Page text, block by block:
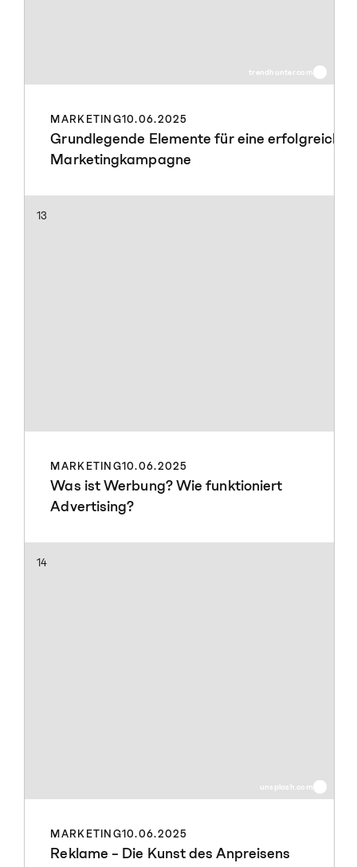
trendhunter.com
MARKETING10.06.2025
Grundlegende Elemente für eine erfolgreiche
Marketingkampagne
13
MARKETING10.06.2025
Was ist Werbung? Wie funktioniert
Advertising?
unsplash.com
14
MARKETING10.06.2025
Reklame – Die Kunst des Anpreisens